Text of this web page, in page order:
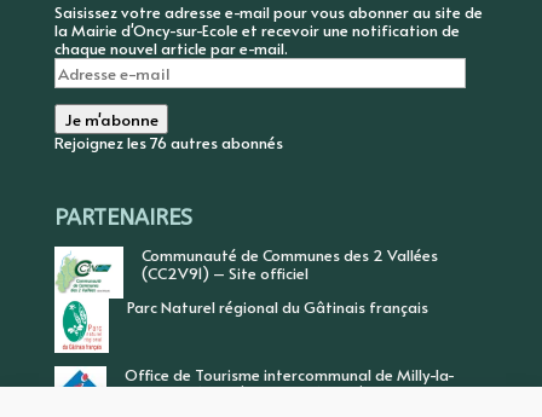
Saisissez votre adresse e-mail pour vous abonner au site de
la Mairie d'Oncy-sur-Ecole et recevoir une notification de
chaque nouvel article par e-mail.
Adresse
e-
mail
Je m'abonne
Rejoignez les 76 autres abonnés
PARTENAIRES
Communauté de Communes des 2 Vallées
(CC2V91) – Site officiel
Parc Naturel régional du Gâtinais français
Office de Tourisme intercommunal de Milly-la-
Forêt, Vallée de l’Ecole, Vallée de l’Essonne